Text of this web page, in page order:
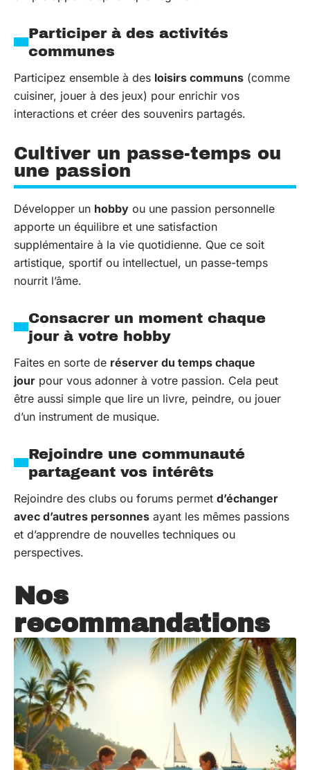
Participer à des activités
communes
Participez ensemble à des loisirs communs (comme
cuisiner, jouer à des jeux) pour enrichir vos
interactions et créer des souvenirs partagés.
Cultiver un passe-temps ou
une passion
Développer un hobby ou une passion personnelle
apporte un équilibre et une satisfaction
supplémentaire à la vie quotidienne. Que ce soit
artistique, sportif ou intellectuel, un passe-temps
nourrit l’âme.
Consacrer un moment chaque
jour à votre hobby
Faites en sorte de réserver du temps chaque
jour pour vous adonner à votre passion. Cela peut
être aussi simple que lire un livre, peindre, ou jouer
d’un instrument de musique.
Rejoindre une communauté
partageant vos intérêts
Rejoindre des clubs ou forums permet d’échanger
avec d’autres personnes ayant les mêmes passions
et d’apprendre de nouvelles techniques ou
perspectives.
Nos
recommandations